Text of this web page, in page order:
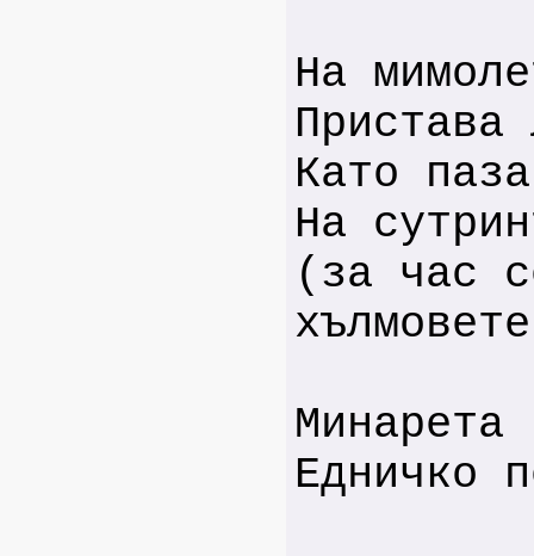
На
Пристава
Като
На
(за час
Едничко